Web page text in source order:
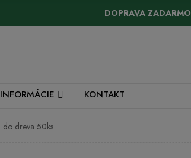
DOPRAVA ZADARMO
INFORMÁCIE KONTAKT
do dreva 50ks